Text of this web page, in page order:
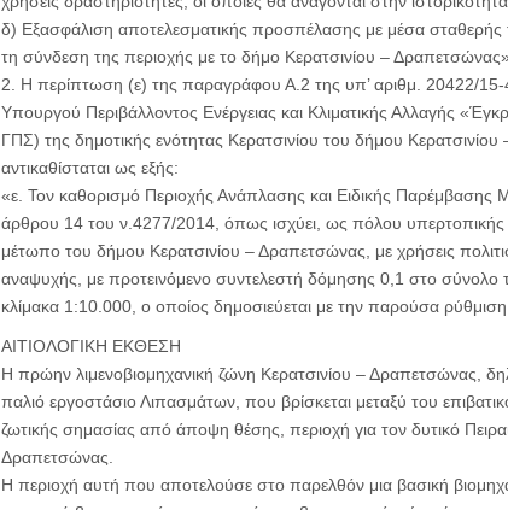
δ) Εξασφάλιση αποτελεσματικής προσπέλασης με μέσα σταθερής
τη σύνδεση της περιοχής με το δήμο Κερατσινίου –
2. Η περίπτωση (ε) της παραγράφου Α.2 της υπ’ αριθμ. 20422/
Υπουργού Περιβάλλοντος Ενέργειας και Κλιματικής Αλλαγής
ΓΠΣ) της δημοτικής ενότητας Κερατσινίου του δήμου
αντικαθίσταται ως εξής:
«ε. Τον καθορισμό Περιοχής Ανάπλασης και Ειδικής
άρθρου 14 του ν.4277/2014, όπως ισχύει, ως πόλου υπερτοπικής
μέτωπο του δήμου Κερατσινίου – Δραπετσώνας, με χρήσεις
αναψυχής, με προτεινόμενο συντελεστή δόμησης 0,1 στο
κλίμακα 1:10.000, ο οποίος δημοσιεύεται με την παρούσα
ΑΙΤΙΟΛΟΓΙΚΗ ΕΚΘΕΣΗ
Η πρώην λιμενοβιομηχανική ζώνη Κερατσινίου – Δραπετσώνας,
παλιό εργοστάσιο Λιπασμάτων, που βρίσκεται μεταξύ του
ζωτικής σημασίας από άποψη θέσης, περιοχή για τον δυτικό
Δραπετσώνας.
Η περιοχή αυτή που αποτελούσε στο παρελθόν μια βασική